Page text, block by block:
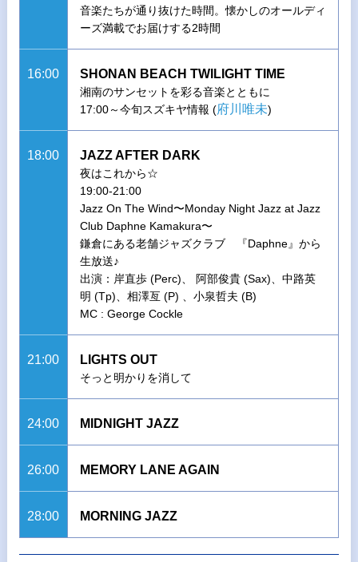
音楽たちが通り抜けた時間。懐かしのオールディ
ーズ満載でお届けする2時間
16:00 SHONAN BEACH TWILIGHT TIME
湘南のサンセットを彩る音楽とともに
17:00～今旬スズキヤ情報 (府川唯未)
18:00 JAZZ AFTER DARK
夜はこれから☆
19:00-21:00
Jazz On The Wind〜Monday Night Jazz at Jazz
Club Daphne Kamakura〜
鎌倉にある老舗ジャズクラブ 『Daphne』から
生放送♪
出演：岸直歩 (Perc)、 阿部俊貴 (Sax)、中路英
明 (Tp)、相澤亙 (P) 、小泉哲夫 (B)
MC : George Cockle
21:00 LIGHTS OUT
そっと明かりを消して
24:00 MIDNIGHT JAZZ
26:00 MEMORY LANE AGAIN
28:00 MORNING JAZZ